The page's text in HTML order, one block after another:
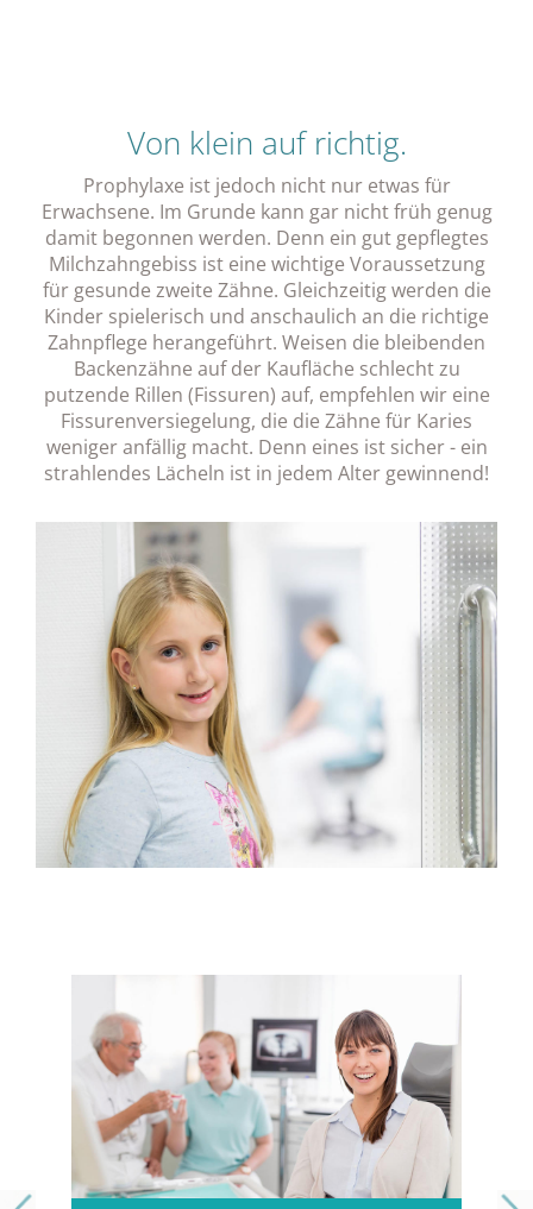
Von klein auf richtig.
Prophylaxe ist jedoch nicht nur etwas für
Erwachsene. Im Grunde kann gar nicht früh genug
damit begonnen werden. Denn ein gut gepflegtes
Milchzahngebiss ist eine wichtige Voraussetzung
für gesunde zweite Zähne. Gleichzeitig werden die
Kinder spielerisch und anschaulich an die richtige
Zahnpflege herangeführt. Weisen die bleibenden
Backenzähne auf der Kaufläche schlecht zu
putzende Rillen (Fissuren) auf, empfehlen wir eine
Fissurenversiegelung, die die Zähne für Karies
weniger anfällig macht. Denn eines ist sicher - ein
strahlendes Lächeln ist in jedem Alter gewinnend!